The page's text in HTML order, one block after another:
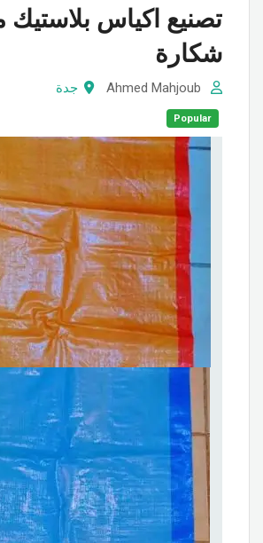
تصنيع اكياس
شكارة
جدة
Popular